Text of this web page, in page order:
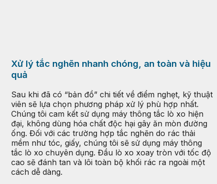
Xử lý tắc nghẽn nhanh chóng, an toàn và hiệu
quả
Sau khi đã có “bản đồ” chi tiết về điểm nghẹt, kỹ thuật
viên sẽ lựa chọn phương pháp xử lý phù hợp nhất.
Chúng tôi cam kết sử dụng máy thông tắc lò xo hiện
đại, không dùng hóa chất độc hại gây ăn mòn đường
ống. Đối với các trường hợp tắc nghẽn do rác thải
mềm như tóc, giấy, chúng tôi sẽ sử dụng máy thông
tắc lò xo chuyên dụng. Đầu lò xo xoay tròn với tốc độ
cao sẽ đánh tan và lôi toàn bộ khối rác ra ngoài một
cách dễ dàng.